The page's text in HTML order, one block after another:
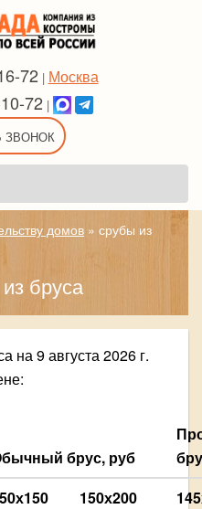
72 | Москва
72 |
ЗВОНОК
домов » срубы из
бруса
на9 августа 2026 г.
брус, руб
150х200